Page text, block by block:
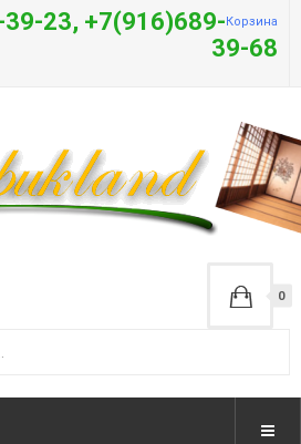
Корзина
23, +7(916)689-
39-68
0